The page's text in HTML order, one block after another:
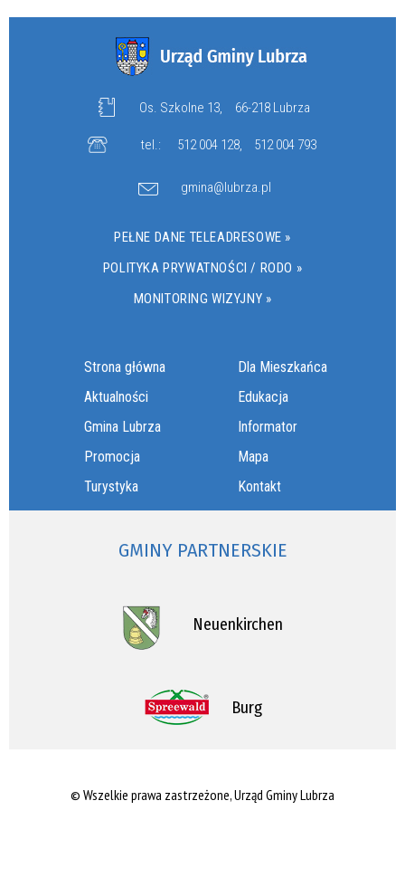
Os. Szkolne 13, 66-218 Lubrza
tel.: 512 004 128, 512 004 793
gmina@lubrza.pl
PEŁNE DANE TELEADRESOWE »
POLITYKA PRYWATNOŚCI / RODO »
MONITORING WIZYJNY »
Strona główna
Aktualności
Gmina Lubrza
Promocja
Turystyka
Dla Mieszkańca
Edukacja
Informator
Mapa
Kontakt
GMINY PARTNERSKIE
Neuenkirchen
Burg
© Wszelkie prawa zastrzeżone, Urząd Gminy Lubrza